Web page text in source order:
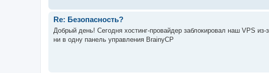
Re: Безопасность?
Добрый день! Сегодня хостинг-провайдер заблокировал наш VPS
ни в одну панель управления BrainyCP